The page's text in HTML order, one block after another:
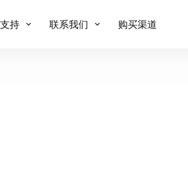
持 联系我们 购买渠道